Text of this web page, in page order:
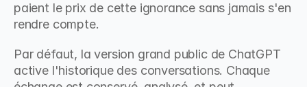
paient le prix de cette ignorance sans jamais s'en
rendre compte.
Par défaut, la version grand public de ChatGPT
active l'historique des conversations. Chaque